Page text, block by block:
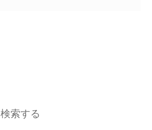
索する